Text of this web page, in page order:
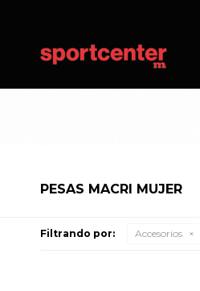
PESAS MACRI MUJER
Filtrando por: Accesorios